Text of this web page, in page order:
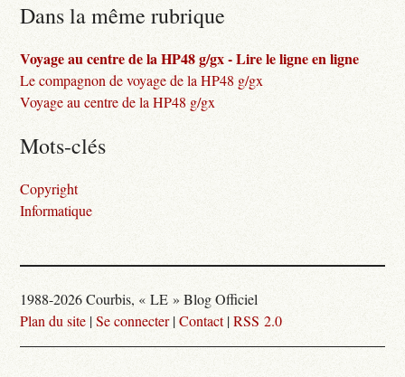
Dans la même rubrique
Voyage au centre de la HP48 g/gx - Lire le ligne en ligne
Le compagnon de voyage de la HP48 g/gx
Voyage au centre de la HP48 g/gx
Mots-clés
Copyright
Informatique
1988-2026 Courbis, « LE » Blog Officiel
Plan du site |Se connecter|Contact|RSS 2.0